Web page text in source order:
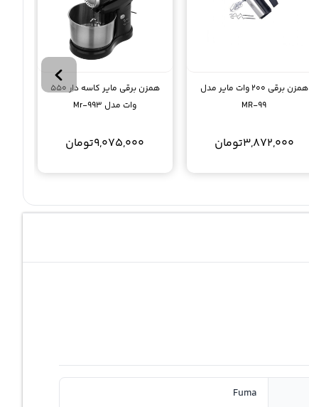
همزن برقی 200 وات مایر مدل
MR-99
3,872,000تومان
همزن برقی مایر کاسه دار 550
وات مدل Mr-993
9,075,000تومان
Fuma